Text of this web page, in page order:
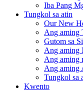
Iba Pang
Tungkol sa atin
Our New
Ang aming
Gutom sa
Ang aming
Ang aming
Ang aming
Tungkol sa
Kwento